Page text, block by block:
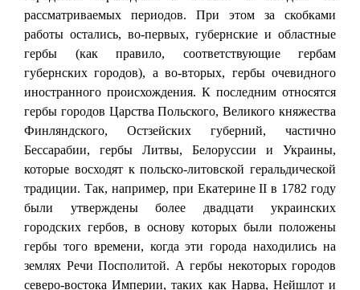
рассматриваемых периодов. При этом за скобками
работы остались, во-первых, губернские и областные
гербы (как правило, соответствующие гербам
губернских городов), а во-вторых, гербы очевидного
иностранного происхождения. К последним относятся
гербы городов Царства Польского, Великого княжества
Финляндского, Остзейских губерний, частично
Бессарабии, гербы Литвы, Белоруссии и Украины,
которые восходят к польско-литовской геральдической
традиции. Так, например, при Екатерине II в 1782 году
были утверждены более двадцати украинских
городских гербов, в основу которых были положены
гербы того времени, когда эти города находились на
землях Речи Посполитой. А гербы некоторых городов
северо-востока Империи, таких как Нарва, Нейшлот и